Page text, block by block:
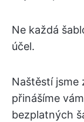
Ne každá
účel.
Naštěstí jsme
přinášíme
bezplatných